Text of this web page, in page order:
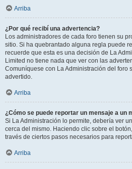
Arriba
¿Por qué recibí una advertencia?
Los administradores de cada foro tienen su
sitio. Si ha quebrantado alguna regla puede
recuerde que esta es una decisión de La
Limited no tiene nada que ver con las
Comuníquese con La Administración del foro
advertido.
Arriba
¿Cómo se puede reportar un mensaje a un
Si La Administración lo permite, debería ver
cerca del mismo. Haciendo clic sobre el
través de ciertos pasos necesarios para
Arriba